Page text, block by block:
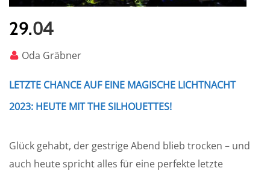
29.04
Oda Gräbner
LETZTE CHANCE AUF EINE MAGISCHE LICHTNACHT
2023: HEUTE MIT THE SILHOUETTES!
Glück gehabt, der gestrige Abend blieb trocken – und
auch heute spricht alles für eine perfekte letzte